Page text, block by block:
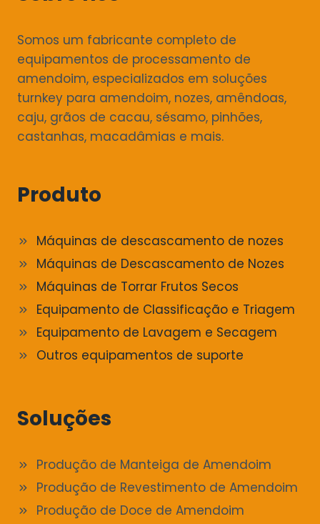
Somos um fabricante completo de
equipamentos de processamento de
amendoim, especializados em soluções
turnkey para amendoim, nozes, amêndoas,
caju, grãos de cacau, sésamo, pinhões,
castanhas, macadâmias e mais.
Produto
Máquinas de descascamento de nozes
Máquinas de Descascamento de Nozes
Máquinas de Torrar Frutos Secos
Equipamento de Classificação e Triagem
Equipamento de Lavagem e Secagem
Outros equipamentos de suporte
Soluções
Produção de Manteiga de Amendoim
Produção de Revestimento de Amendoim
Produção de Doce de Amendoim